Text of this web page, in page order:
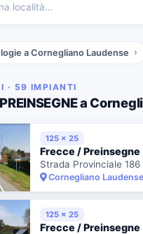
località…
a Cornegliano Laudense
· 59 IMPIANTI
a
125 x 25
Frecce / Preinsegne
Strada Provinciale 186
Cornegliano Laudense
125 x 25
Frecce / Preinsegne